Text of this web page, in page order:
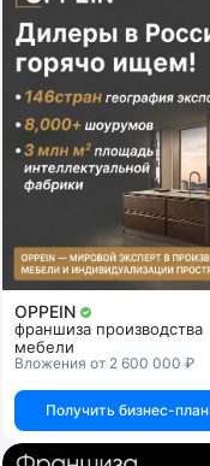
OPPEIN
франшиза производства
мебели
Вложения от 2 600 000 ₽
Получить бизнес-план